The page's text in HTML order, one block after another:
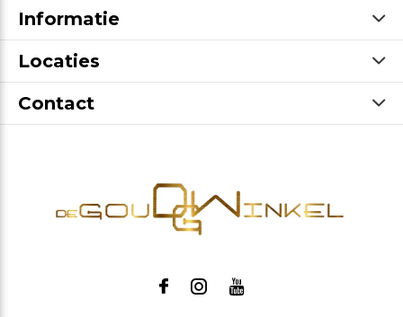
Informatie
Locaties
Contact